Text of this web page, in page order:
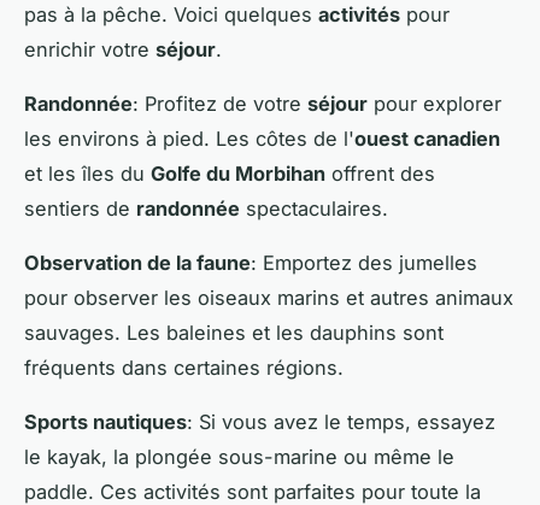
pas à la pêche. Voici quelques activités pour
enrichir votre séjour.
Randonnée: Profitez de votre séjour pour explorer
les environs à pied. Les côtes de l'ouest canadien
et les îles du Golfe du Morbihan offrent des
sentiers de randonnée spectaculaires.
Observation de la faune: Emportez des jumelles
pour observer les oiseaux marins et autres animaux
sauvages. Les baleines et les dauphins sont
fréquents dans certaines régions.
Sports nautiques: Si vous avez le temps, essayez
le kayak, la plongée sous-marine ou même le
paddle. Ces activités sont parfaites pour toute la